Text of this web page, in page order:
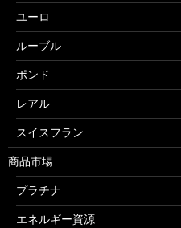
ユーロ
ルーブル
ポンド
レアル
スイスフラン
商品市場
プラチナ
エネルギー資源